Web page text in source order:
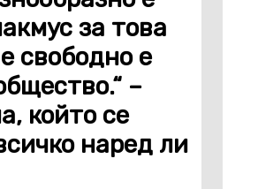
за това
свободно е
–
който се
наред ли